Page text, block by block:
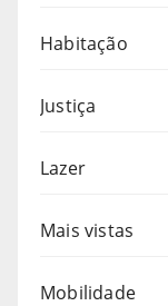
Habitação
Justiça
Lazer
Mais vistas
Mobilidade